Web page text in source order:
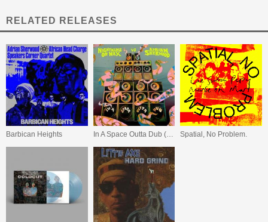
RELATED RELEASES
Barbican Heights In A Space Outta Dub (Black Vinyl) Spatial, No Problem.